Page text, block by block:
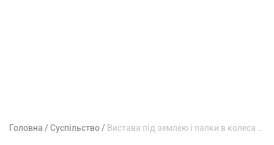
Головна Суспільство